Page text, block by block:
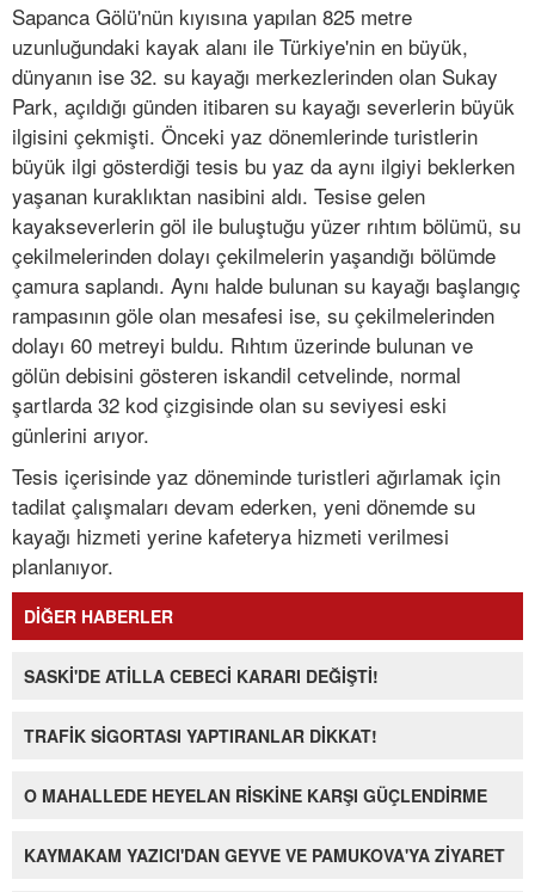
Sapanca Gölü'nün kıyısına yapılan 825 metre
uzunluğundaki kayak alanı ile Türkiye'nin en büyük,
dünyanın ise 32. su kayağı merkezlerinden olan Sukay
Park, açıldığı günden itibaren su kayağı severlerin büyük
ilgisini çekmişti. Önceki yaz dönemlerinde turistlerin
büyük ilgi gösterdiği tesis bu yaz da aynı ilgiyi beklerken
yaşanan kuraklıktan nasibini aldı. Tesise gelen
kayakseverlerin göl ile buluştuğu yüzer rıhtım bölümü, su
çekilmelerinden dolayı çekilmelerin yaşandığı bölümde
çamura saplandı. Aynı halde bulunan su kayağı başlangıç
rampasının göle olan mesafesi ise, su çekilmelerinden
dolayı 60 metreyi buldu. Rıhtım üzerinde bulunan ve
gölün debisini gösteren iskandil cetvelinde, normal
şartlarda 32 kod çizgisinde olan su seviyesi eski
günlerini arıyor.
Tesis içerisinde yaz döneminde turistleri ağırlamak için
tadilat çalışmaları devam ederken, yeni dönemde su
kayağı hizmeti yerine kafeterya hizmeti verilmesi
planlanıyor.
DİĞER HABERLER
SASKİ'DE ATİLLA CEBECİ KARARI DEĞİŞTİ!
TRAFİK SİGORTASI YAPTIRANLAR DİKKAT!
O MAHALLEDE HEYELAN RİSKİNE KARŞI GÜÇLENDİRME
KAYMAKAM YAZICI'DAN GEYVE VE PAMUKOVA'YA ZİYARET